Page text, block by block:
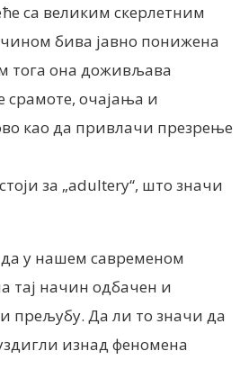
са великим скерлетним
бива јавно понижена
тога она доживљава
срамоте, очајања и
као да привлачи презрење
за „adultery“, што значи
у нашем савременом
тај начин одбачен и
прељубу. Да ли то значи да
изнад феномена